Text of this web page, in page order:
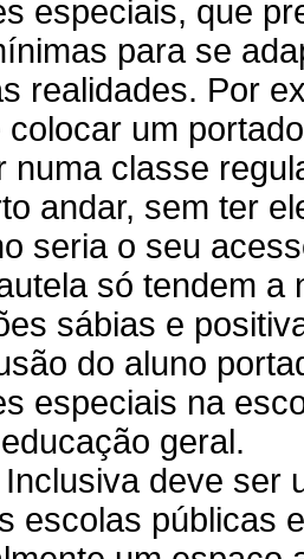
especiais, que
para se
realidades. Por
colocar um
numa classe
andar, sem ter
seria o seu
só tendem a
sábias e
do aluno
especiais na
geral.
deve ser
escolas públicas